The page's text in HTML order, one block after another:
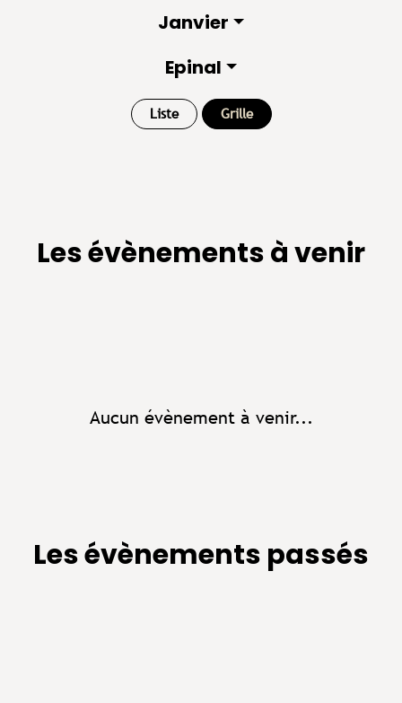
Janvier
Epinal
Liste Grille
Les évènements à venir
Aucun évènement à venir...
Les évènements passés